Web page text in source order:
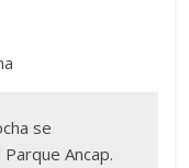
se
Ancap.